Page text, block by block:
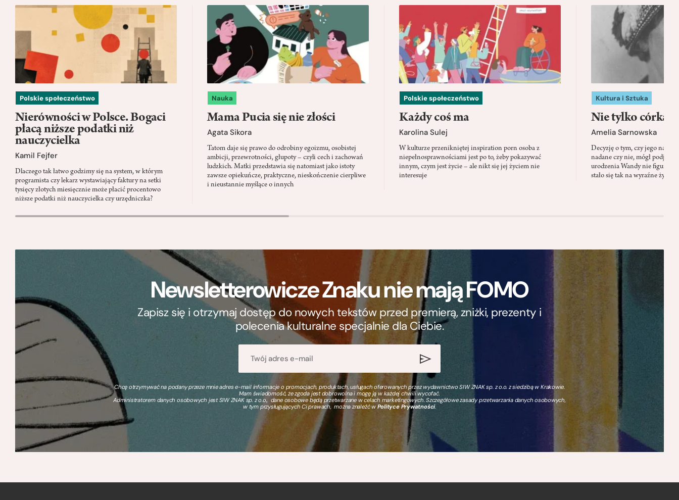
Polskie społeczeństwo
Nierówności w Polsce. Bogaci
płacą niższe podatki niż
nauczycielka
Kamil Fejfer
Dlaczego tak łatwo godzimy się na system, w którym
programista czy lekarz wystawiający faktury na setki
tysięcy złotych miesięcznie może płacić procentowo
niższe podatki niż nauczycielka czy urzędniczka?
Nauka
Mama Pucia się nie złości
Agata Sikora
Tatom daje się prawo do odrobiny egoizmu, osobistej
ambicji, przewrotności, głupoty – czyli cech i zachowań
ludzkich. Matki przedstawia się natomiast jako istoty
zawsze opiekuńcze, praktyczne, nieskończenie cierpliwe
i nieustannie myślące o innych
Polskie społeczeństwo
Każdy coś ma
Karolina Sulej
W kulturze przenikniętej inspiration porn osoba z
niepełnosprawnościami jest po to, żeby pokazywać
innym, czym jest życie – ale nikt się jej życiem nie
interesuje
Kultura i Sztuka
Nie tylko córka
Amelia Sarnowska
Decyzję o tym, czy jego
nadane czy nie, mógł podjąć
urodzenia Wandy nie figuruje
stało się tak na wyraźne
Newsletterowicze Znaku nie mają FOMO
Zapisz się i otrzymaj dostęp do nowych tekstów przed premierą, zniżki, prezenty i
polecenia kulturalne specjalnie dla Ciebie.
Chcę otrzymywać na podany przeze mnie adres e-mail informacje o promocjach, produktach, usługach oferowanych przez wydawnictwo SIW ZNAK sp. z o.o. z siedzibą w Krakowie.
Mam świadomość, że zgoda jest dobrowolna i mogę ją w każdej chwili wycofać.
Administratorem danych osobowych jest SIW ZNAK sp. z o.o., dane osobowe będą przetwarzane w celach marketingowych. Szczegółowe zasady przetwarzania danych osobowych,
w tym przysługujących Ci prawach, można znaleźć wPolityce Prywatności.